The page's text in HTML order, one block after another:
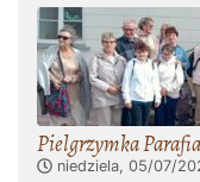
Pielgrzymka
niedziela, 05/07/